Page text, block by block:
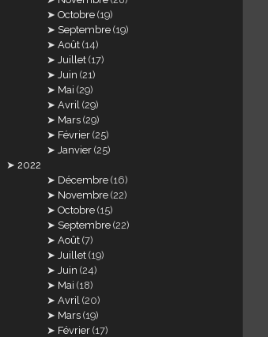
Octobre (19)
Septembre (19)
Août (14)
Juillet (17)
Juin (21)
Mai (29)
Avril (29)
Mars (29)
Février (25)
Janvier (25)
2022
Décembre (16)
Novembre (22)
Octobre (15)
Septembre (22)
Août (7)
Juillet (19)
Juin (24)
Mai (18)
Avril (20)
Mars (19)
Février (17)